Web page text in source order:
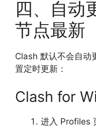
四、自动
节点最新
Clash 默认不会自动
置定时更新：
Clash for
进入 Profiles